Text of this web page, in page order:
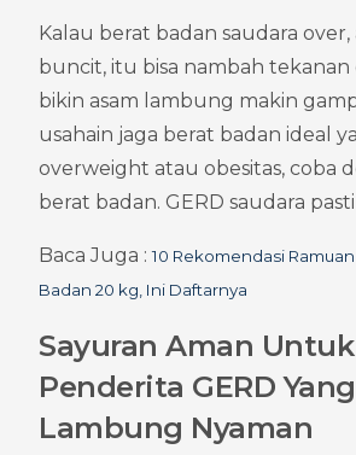
Kalau berat badan saudara
buncit, itu bisa nambah
bikin asam lambung makin
usahain jaga berat badan ideal
overweight atau obesitas, coba
berat badan. GERD saudara
Baca Juga : 10 Rekomendasi
Badan 20 kg, Ini Daftarnya
Sayuran Aman Untuk
Penderita GERD
Lambung Nyaman